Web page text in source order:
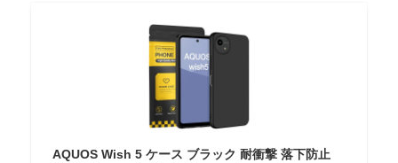
AQUOS Wish 5 ケース ブラック 耐衝撃 落下防止